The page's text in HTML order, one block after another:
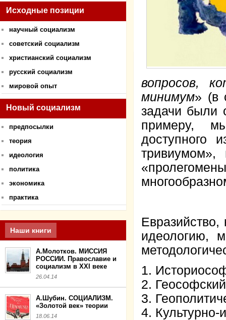
Исходные позиции
научный социализм
советский социализм
христианский социализм
русский социализм
мировой опыт
Новый социализм
предпосылки
теория
идеология
политика
экономика
практика
Наши книги
А.Молотков. МИССИЯ
РОССИИ. Православие и
социализм в XXI веке
26.04.14
А.Шубин. СОЦИАЛИЗМ.
«Золотой век» теории
18.06.14
вопросов,
минимум» (в
задачи были
примеру,
доступного
тривиумом»,
идеологию,
1.
2.
3.
4. Культурно-